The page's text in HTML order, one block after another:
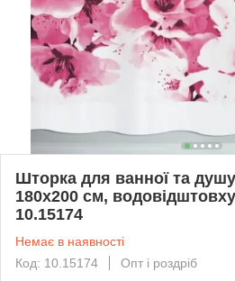
Шторка для ванної та
180x200 см,
10.15174
Немає в наявності
Код: 10.15174
Опт і роздріб